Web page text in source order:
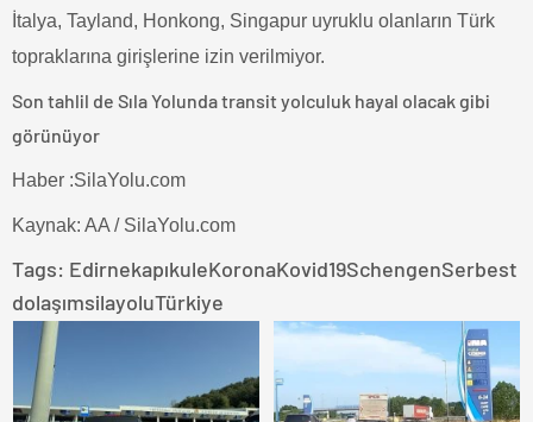
İtalya, Tayland, Honkong, Singapur uyruklu olanların Türk
topraklarına girişlerine izin verilmiyor.
Son tahlil de Sıla Yolunda transit yolculuk hayal olacak gibi
görünüyor
Haber :SilaYolu.com
Kaynak: AA / SilaYolu.com
Tags: EdirnekapıkuleKoronaKovid19SchengenSerbest
dolaşımsilayoluTürkiye